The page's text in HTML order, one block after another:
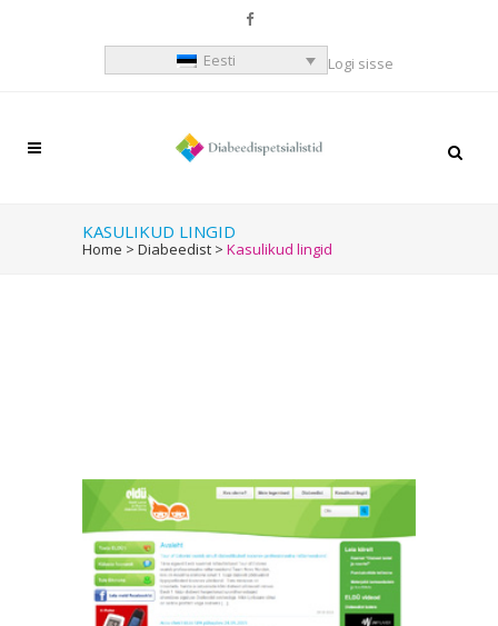
Eesti Logi sisse
KASULIKUD LINGID
Home > Diabeedist > Kasulikud lingid